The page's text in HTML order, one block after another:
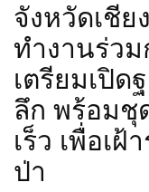
จังหวัดเชี
ทำงานร่ว
เตรียมเปิ
ลึก พร้อมชุ
เร็ว เพื่อเฝ้
ป่า